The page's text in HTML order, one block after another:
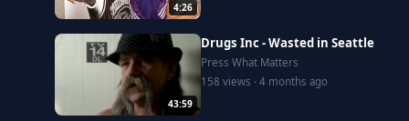
4:26
43:59
Drugs Inc - Wasted in Seattle
Press What Matters
158 views · 4 months ago